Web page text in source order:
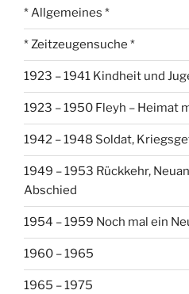
* Allgemeines *
* Zeitzeugensuche *
1923 – 1941 Kindheit und
1923 – 1950 Fleyh – Heimat
1942 – 1948 Soldat,
1949 – 1953 Rückkehr,
Abschied
1954 – 1959 Noch mal ein
1960 – 1965
1965 – 1975